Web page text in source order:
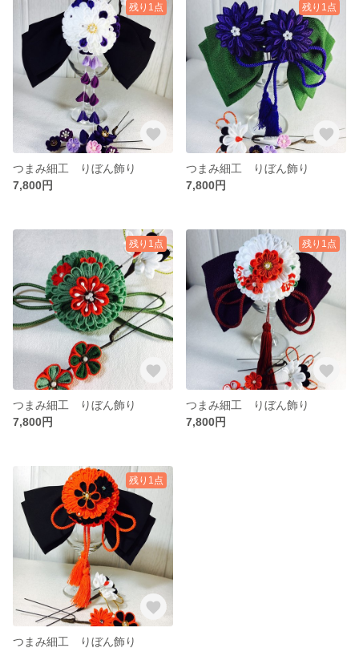
残り1点
つまみ細工 りぼん飾り
7,800円
残り1点
つまみ細工 りぼん飾り
7,800円
残り1点
つまみ細工 りぼん飾り
7,800円
残り1点
つまみ細工 りぼん飾り
7,800円
残り1点
つまみ細工 りぼん飾り